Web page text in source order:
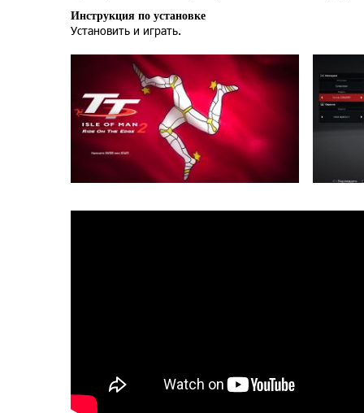
Инструкция по установке
Установить и играть.